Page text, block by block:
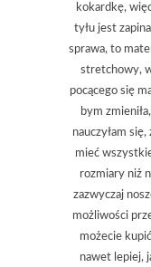
kokardkę,
tyłu jest
sprawa, to
stretchowy,
pocącego się
bym
nauczyłam
mieć
rozmiary niż
zazwyczaj
możliwości
możecie
nawet lepiej,